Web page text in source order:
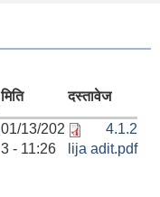
मिति दस्तावेज
01/13/202
3 - 11:26
4.1.2
lija adit.pdf